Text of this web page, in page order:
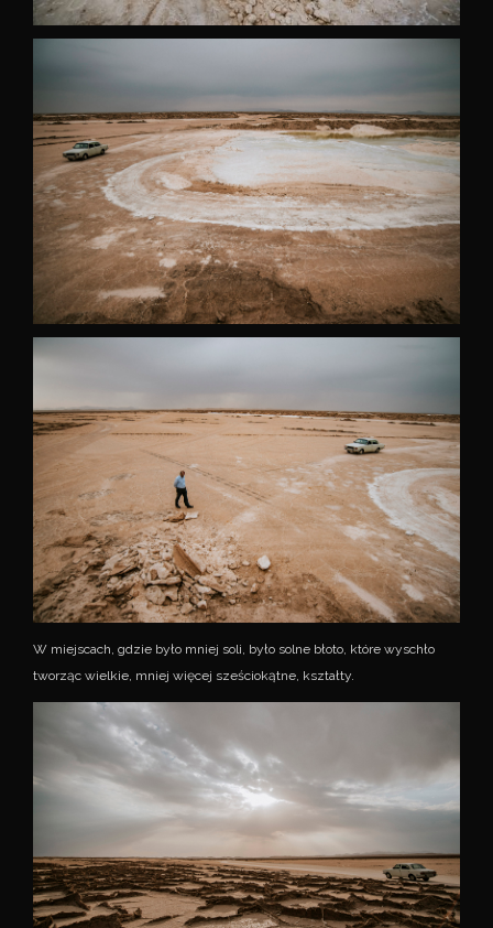
W miejscach, gdzie było mniej soli, było solne błoto, które wyschło
tworząc wielkie, mniej więcej sześciokątne, kształty.